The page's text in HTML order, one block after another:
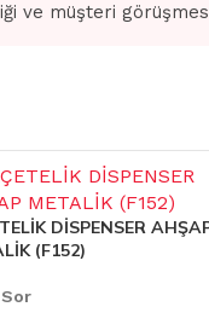
ve müşteri
DİSPENSER
(F152)